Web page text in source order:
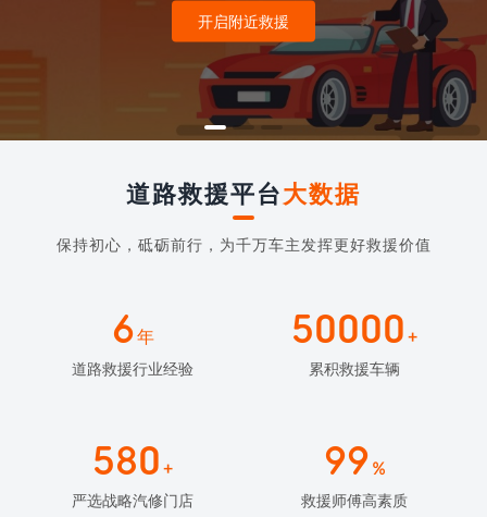
开启附近救援
道路救援平台大数据
保持初心，砥砺前行，为千万车主发挥更好救援价值
6年
道路救援行业经验
50000 +
累积救援车辆
580 +
严选战略汽修门店
99 %
救援师傅高素质